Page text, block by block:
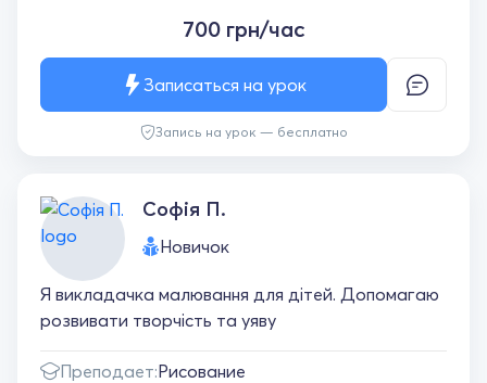
700 грн/час
Запись на урок — бесплатно
Записаться на урок
Софія П.
Новичок
Я викладачка малювання для дітей. Допомагаю
розвивати творчість та уяву
Преподает:Рисование